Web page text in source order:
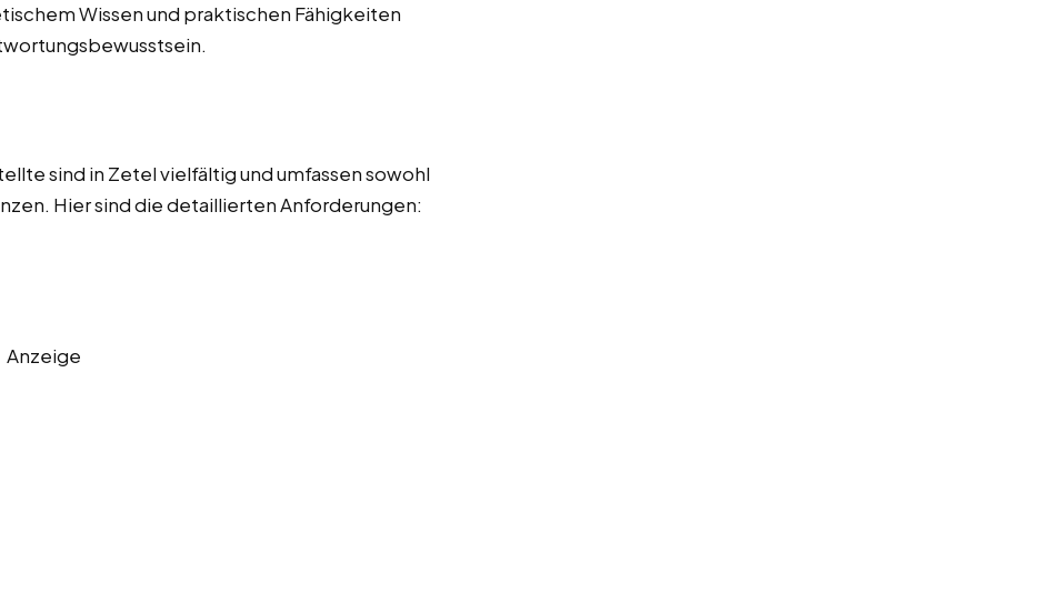
Wissen und praktischen Fähigkeiten
sind in Zetel vielfältig und umfassen sowohl
Hier sind die detaillierten Anforderungen:
Anzeige